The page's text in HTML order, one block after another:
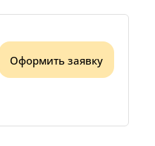
Оформить заявку